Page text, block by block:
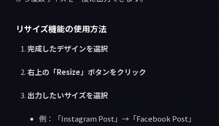
リサイズ機能の使用方法
完成したデザインを選択
右上の「Resize」ボタンをクリック
出力したいサイズを選択
例：「Instagram Post」→「Facebook Post」